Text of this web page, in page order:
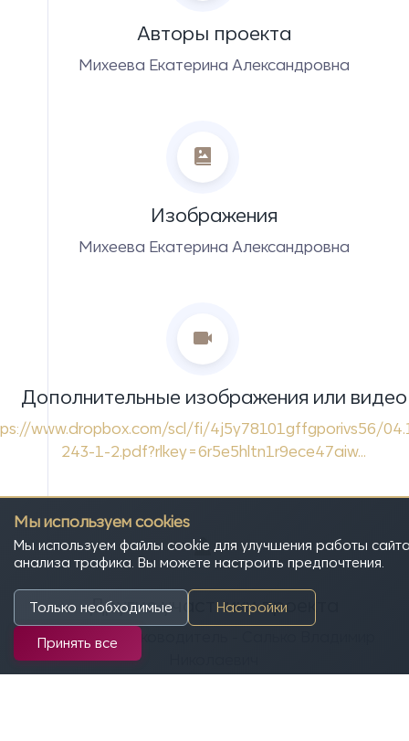
Авторы проекта
Михеева Екатерина Александровна
Изображения
Михеева Екатерина Александровна
Дополнительные изображения или видео
www.dropbox.com/scl/fi/4j5y78101gffgporivs56/
243-1-2.pdf?rlkey=6r5e5hltn1r9ece47aiw...
Другие участники проекта
Научный руководитель - Салько Владимир
Мы используем cookies
Мы используем файлы cookie для улучшения работы
анализа трафика. Вы можете настроить предпочтения.
Только необходимые Настройки
Принять все